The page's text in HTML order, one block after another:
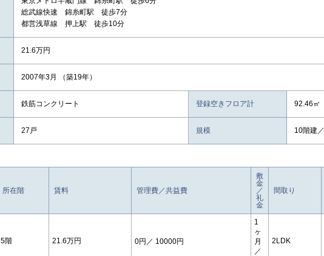
総武線快速 錦糸町駅 徒歩7分
都営浅草線 押上駅 徒歩10分
21.6万円
2007年3月 （築19年）
鉄筋コンクリート 登録空きフロア計 92.46㎡
27戸 規模 10階建
所在階 賃料 管理費／共益費
敷
金
／
礼
金
間取り
5階 21.6万円 0円 ／ 10000円
1
ヶ
月
／
2LDK